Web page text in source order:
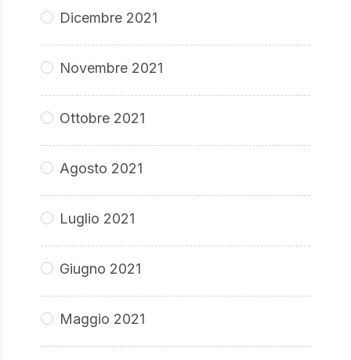
Dicembre 2021
Novembre 2021
Ottobre 2021
Agosto 2021
Luglio 2021
Giugno 2021
Maggio 2021